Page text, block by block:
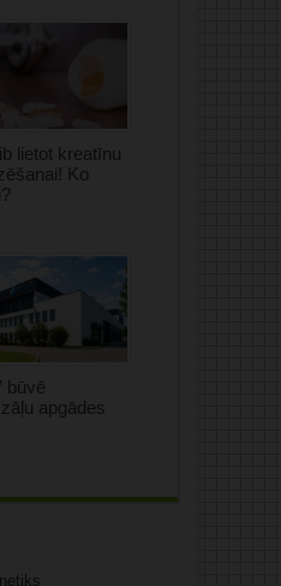
lietot kreatīnu
Ko
būvē
apgādes